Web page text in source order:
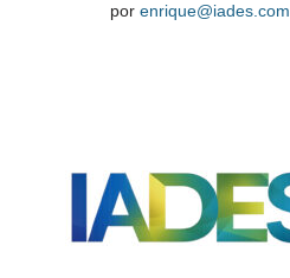
por enrique@iades.com